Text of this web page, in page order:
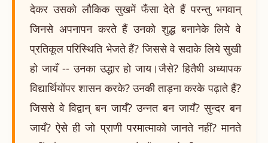
देकर उसको लौकिक सुखमें फँसा देते हैं परन्तु भगवान्
जिनसे अपनापन करते हैं उनको शुद्ध बनानेके लिये वे
प्रतिकूल परिस्थिति भेजते हैं? जिससे वे सदाके लिये सुखी
हो जायँ -- उनका उद्धार हो जाय।जैसे? हितैषी अध्यापक
विद्यार्थियोंपर शासन करके? उनकी ताड़ना करके पढ़ाते हैं?
जिससे वे विद्वान् बन जायँ? उन्नत बन जायँ? सुन्दर बन
जायँ? ऐसे ही जो प्राणी परमात्माको जानते नहीं? मानते